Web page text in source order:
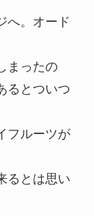
へ。オード
まったの
るとついつ
フルーツが
るとは思い